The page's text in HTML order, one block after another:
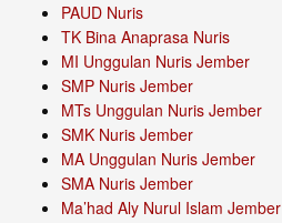
PAUD Nuris
TK Bina Anaprasa Nuris
MI Unggulan Nuris Jember
SMP Nuris Jember
MTs Unggulan Nuris Jember
SMK Nuris Jember
MA Unggulan Nuris Jember
SMA Nuris Jember
Ma’had Aly Nurul Islam Jember